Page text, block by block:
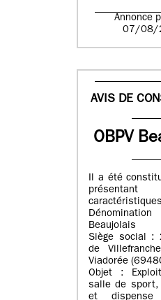
Annonce
07/08/
AVIS DE
OBPV
Il a été
Beaujolais
Siège social :
de
Viadorée
Objet :
salle de sport,
et